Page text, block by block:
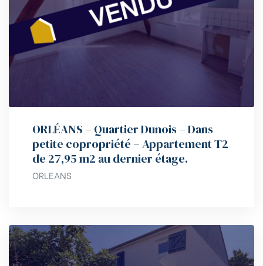
ORLÉANS – Quartier Dunois – Dans
petite copropriété – Appartement T2
de 27,95 m2 au dernier étage.
ORLEANS